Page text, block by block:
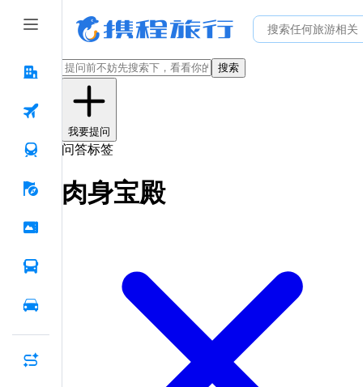
搜索
我要提问
问答标签
肉身宝殿